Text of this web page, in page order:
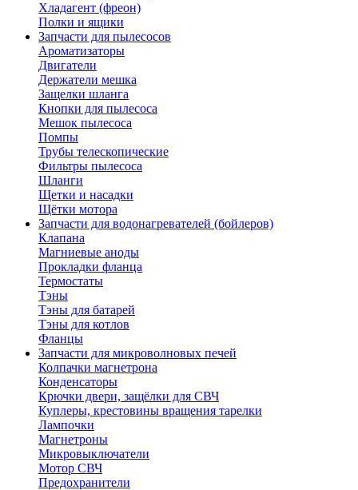
Хладагент (фреон)
Полки и ящики
Запчасти для пылесосов
Ароматизаторы
Двигатели
Держатели мешка
Защелки шланга
Кнопки для пылесоса
Мешок пылесоса
Помпы
Трубы телескопические
Фильтры пылесоса
Шланги
Щетки и насадки
Щётки мотора
Запчасти для водонагревателей (бойлеров)
Клапана
Магниевые аноды
Прокладки фланца
Термостаты
Тэны
Тэны для батарей
Тэны для котлов
Фланцы
Запчасти для микроволновых печей
Колпачки магнетрона
Конденсаторы
Крючки двери, защёлки для СВЧ
Куплеры, крестовины вращения тарелки
Лампочки
Магнетроны
Микровыключатели
Мотор СВЧ
Предохранители